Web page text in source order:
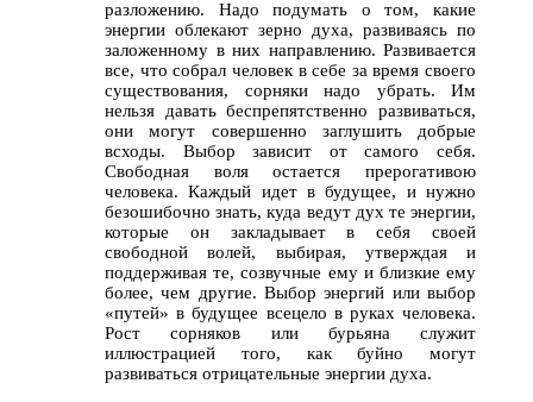
разложению. Надо подумать о том, какие
энергии облекают зерно духа, развиваясь по
заложенному в них направлению. Развивается
все, что собрал человек в себе за время своего
существования, сорняки надо убрать. Им
нельзя давать беспрепятственно развиваться,
они могут совершенно заглушить добрые
всходы. Выбор зависит от самого себя.
Свободная воля остается прерогативою
человека. Каждый идет в будущее, и нужно
безошибочно знать, куда ведут дух те энергии,
которые он закладывает в себя своей
свободной волей, выбирая, утверждая и
поддерживая те, созвучные ему и близкие ему
более, чем другие. Выбор энергий или выбор
«путей» в будущее всецело в руках человека.
Рост сорняков или бурьяна служит
иллюстрацией того, как буйно могут
развиваться отрицательные энергии духа.